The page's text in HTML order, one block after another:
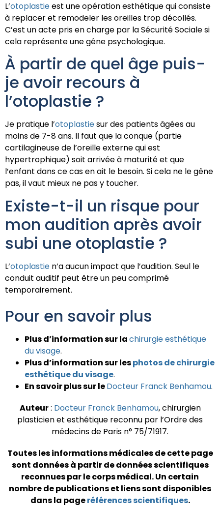
L’otoplastieest une opération esthétique qui consiste
à replacer et remodeler les oreilles trop décollés.
C’est un acte pris en charge par la Sécurité Sociale si
cela représente une gêne psychologique.
À partir de quel âge puis-
je avoir recours à
l’otoplastie ?
Je pratique l’otoplastiesur des patients âgées au
moins de 7-8 ans. Il faut que la conque (partie
cartilagineuse de l’oreille externe qui est
hypertrophique) soit arrivée à maturité et que
l’enfant dans ce cas en ait le besoin. Si cela ne le gêne
pas, il vaut mieux ne pas y toucher.
Existe-t-il un risque pour
mon audition après avoir
subi une otoplastie ?
L’otoplastie n’a aucun impact que l’audition. Seul le
conduit auditif peut être un peu comprimé
temporairement.
Pour en savoir plus
Plus d’information sur lachirurgie esthétique
du visage.
Plus d’information sur lesphotos de chirurgie
esthétique du visage.
En savoir plus sur leDocteur Franck Benhamou.
Auteur: Docteur Franck Benhamou, chirurgien
plasticien et esthétique reconnu par l’Ordre des
médecins de Paris n° 75/71917.
Toutes les informations médicales de cette page
sont données à partir de données scientifiques
reconnues par le corps médical.Un certain
nombre de publications et liens sont disponibles
dans la pageréférences scientifiques.